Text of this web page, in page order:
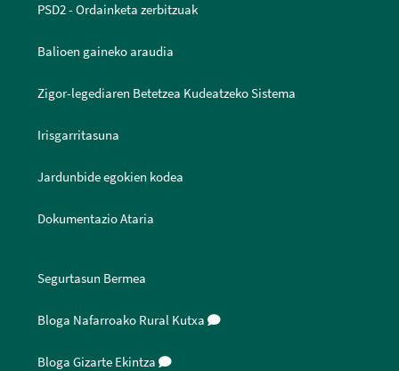
PSD2 - Ordainketa zerbitzuak
Balioen gaineko araudia
Zigor-legediaren Betetzea Kudeatzeko Sistema
Irisgarritasuna
Jardunbide egokien kodea
Dokumentazio Ataria
Segurtasun Bermea
Bloga Nafarroako Rural Kutxa
Bloga Gizarte Ekintza